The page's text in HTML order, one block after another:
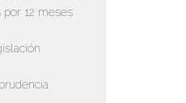
12 meses